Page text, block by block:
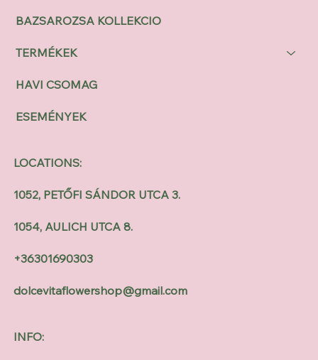
BAZSAROZSA KOLLEKCIO
TERMÉKEK
HAVI CSOMAG
ESEMÉNYEK
INFO:
LOCATIONS:
1052, PETŐFI SÁNDOR UTCA 3.
1054, AULICH UTCA 8.
+36301690303
dolcevitaflowershop@gmail.com